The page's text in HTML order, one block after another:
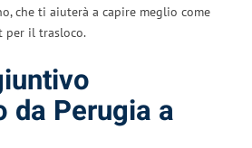
che ti aiuterà a capire meglio come
per il trasloco.
da Perugia a